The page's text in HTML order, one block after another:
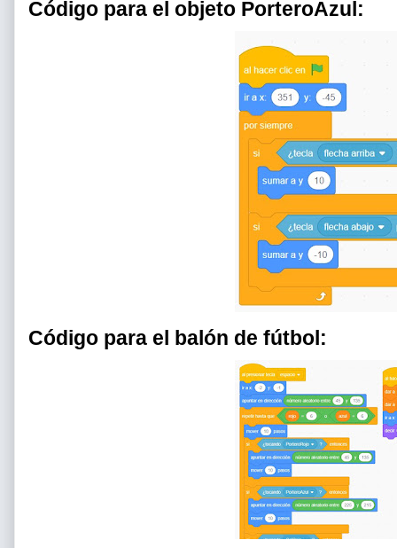
Código para el objeto PorteroAzul:
Código para el balón de fútbol: